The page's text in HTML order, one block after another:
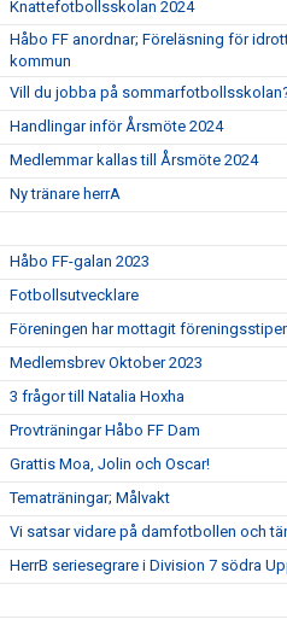
Knattefotbollsskolan 2024
Håbo FF anordnar; Föreläsning för
kommun
Vill du jobba på
Handlingar inför Årsmöte 2024
Medlemmar kallas till Årsmöte 2024
Ny tränare herrA
Håbo FF-galan 2023
Fotbollsutvecklare
Föreningen har mottagit
Medlemsbrev Oktober 2023
3 frågor till Natalia Hoxha
Provträningar Håbo FF Dam
Grattis Moa, Jolin och Oscar!
Tematräningar; Målvakt
Vi satsar vidare på damfotbollen och
HerrB seriesegrare i Division 7 södra